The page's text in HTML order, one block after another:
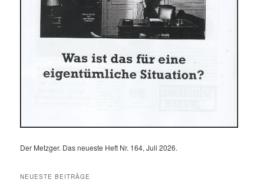
Der Metzger. Das neueste Heft Nr. 164, Juli 2026.
NEUESTE BEITRÄGE